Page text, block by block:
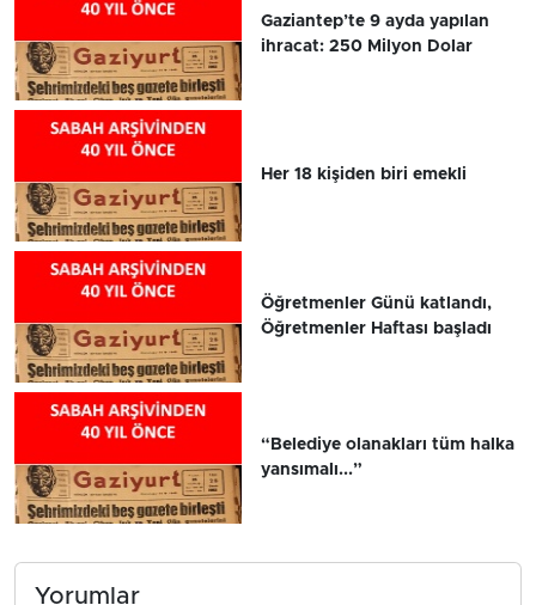
Gaziantep’te 9 ayda yapılan
ihracat: 250 Milyon Dolar
Her 18 kişiden biri emekli
Öğretmenler Günü katlandı,
Öğretmenler Haftası başladı
“Belediye olanakları tüm halka
yansımalı...”
Yorumlar